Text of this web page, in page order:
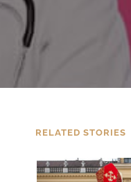
RELATED STORIES